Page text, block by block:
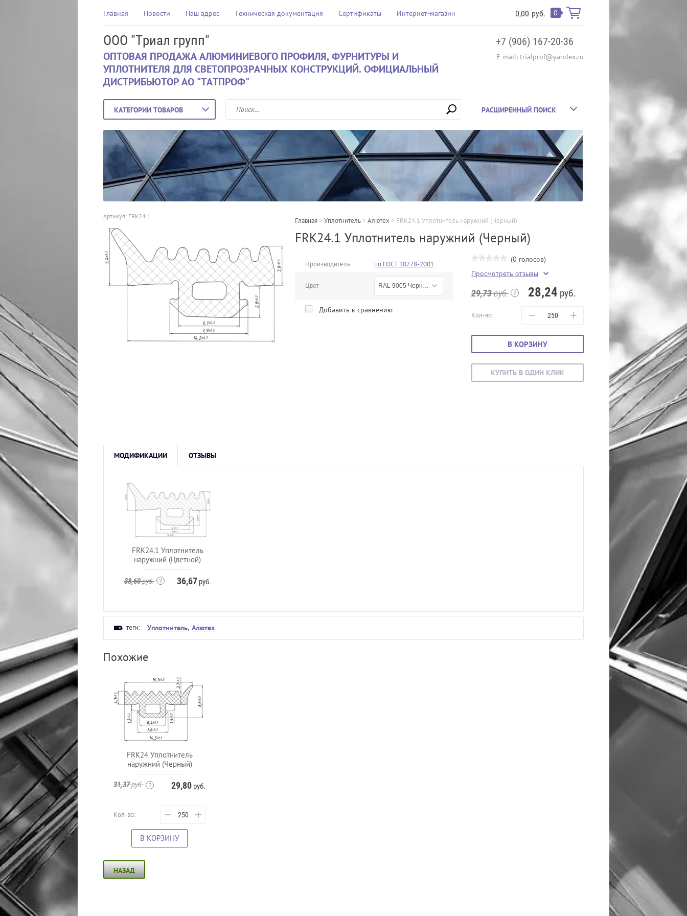
Главная Новости Наш адрес Техническая документация Сертификаты Интернет-магазин 0,00 руб. 0
ООО "Триал групп"
ОПТОВАЯ ПРОДАЖА АЛЮМИНИЕВОГО ПРОФИЛЯ, ФУРНИТУРЫ И
УПЛОТНИТЕЛЯ ДЛЯ СВЕТОПРОЗРАЧНЫХ КОНСТРУКЦИЙ. ОФИЦИАЛЬНЫЙ
ДИСТРИБЬЮТОР АО "ТАТПРОФ"
+7 (906) 167-20-36
E-mail: trialprof@yandex.ru
КАТЕГОРИИ ТОВАРОВ РАСШИРЕННЫЙ ПОИСК
Главная > Уплотнитель > Алютех > FRK24.1 Уплотнитель наружний (Черный)
FRK24.1 Уплотнитель наружний (Черный)
Артикул: FRK24.1
Производитель: по ГОСТ 30778-2001
Цвет
Добавить к сравнению
(0 голосов)
Просмотреть отзывы
29,73руб. 28,24 руб.
Кол-во: − +
В КОРЗИНУ
КУПИТЬ В ОДИН КЛИК
МОДИФИКАЦИИ ОТЗЫВЫ
FRK24.1 Уплотнитель
наружний (Цветной)
38,60руб. 36,67руб.
теги: Уплотнитель, Алютех
Похожие
FRK24 Уплотнитель
наружний (Черный)
31,37руб. 29,80 руб.
Кол-во: − +
В КОРЗИНУ
НАЗАД